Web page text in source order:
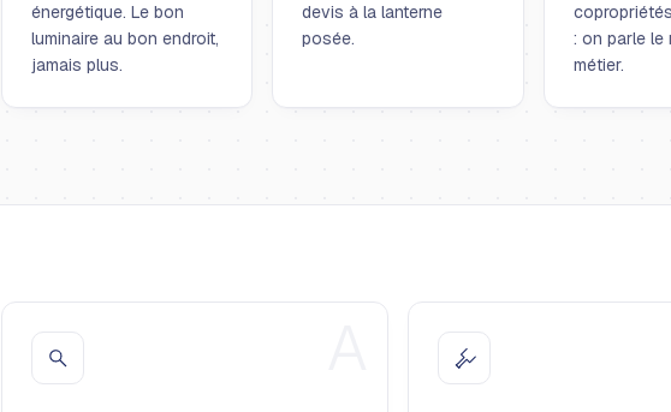
énergétique. Le bon
luminaire au bon endroit,
jamais plus.
devis à la lanterne
posée.
: on parle le
métier.